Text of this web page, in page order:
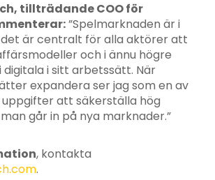
tillträdande COO för
”Spelmarknaden är i
är centralt för alla aktörer att
och i ännu högre
i sitt arbetssätt. När
expandera ser jag som en av
att säkerställa hög
går in på nya marknader.”
, kontakta
.